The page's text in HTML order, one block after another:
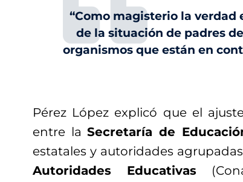
“Como magisterio la verdad
de la situación de padres
organismos que están en
Pérez López explicó que el
entre laSecretaría de
estatales y autoridades
Autoridades Educativas